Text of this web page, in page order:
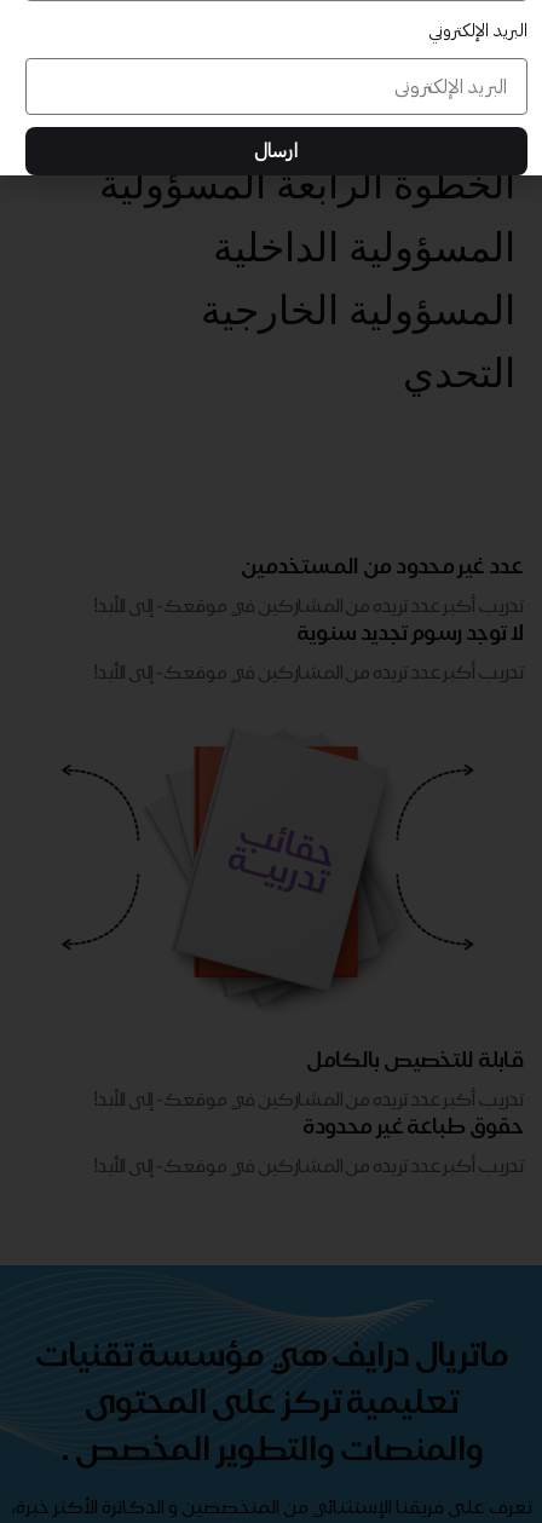
عناصر تحقيق الأهداف الخمس
تحديد الهدف الفعال
الخطوة الرابعة المسؤولية
المسؤولية الداخلية
المسؤولية الخارجية
التحدي
عدد غير محدود من المستخدمين
تدريب أكبر عدد تريده من المشاركين في موقعك - ​​إلى الأبد!
لا توجد رسوم تجديد سنوية
تدريب أكبر عدد تريده من المشاركين في موقعك - ​​إلى الأبد!
قابلة للتخصيص بالكامل
تدريب أكبر عدد تريده من المشاركين في موقعك - ​​إلى الأبد!
حقوق طباعة غير محدودة
تدريب أكبر عدد تريده من المشاركين في موقعك - ​​إلى الأبد!
ماتريال درايف هي مؤسسة تقنيات
تعليمية تركز على المحتوى
والمنصات والتطوير المخصص .
تعرف على فريقنا الإستثنائي من المتخصصين و الدكاترة الأكثر خبرة،
البريد الإلكتروني
ارسال